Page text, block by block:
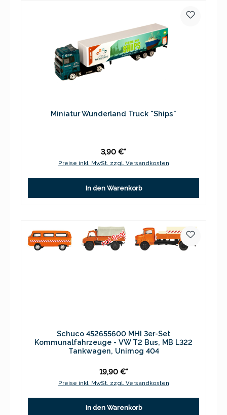
Miniatur Wunderland Truck "Ships"
3,90 €*
Preise inkl. MwSt. zzgl. Versandkosten
In den Warenkorb
Schuco 452655600 MHI 3er-Set
Kommunalfahrzeuge - VW T2 Bus, MB L322
Tankwagen, Unimog 404
19,90 €*
Preise inkl. MwSt. zzgl. Versandkosten
In den Warenkorb